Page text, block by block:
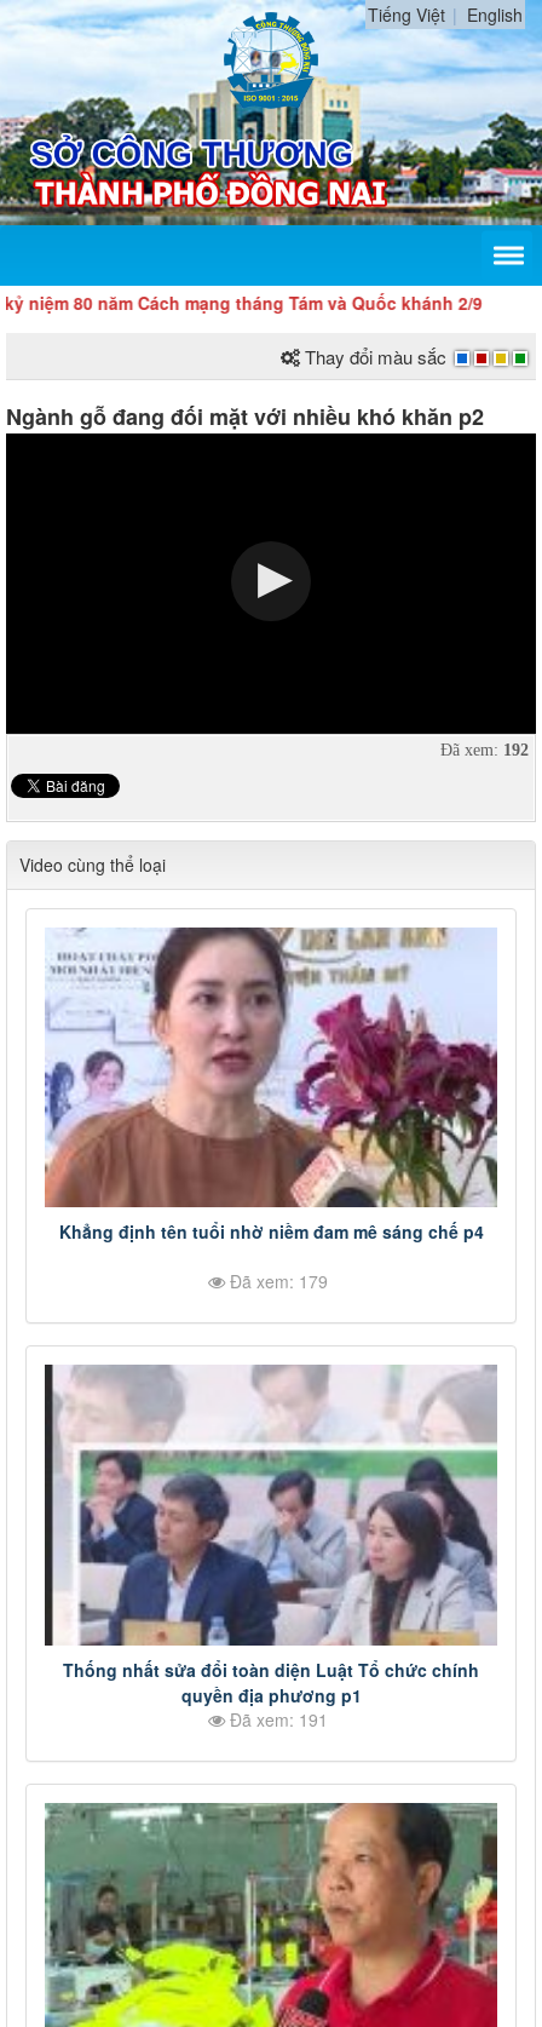
Tiếng Việt English
Cách mạng tháng Tám và Quốc khánh 2/9
Thay đổi màu sắc
Ngành gỗ đang đối mặt với nhiều khó khăn p2
Đã xem: 192
Video cùng thể loại
Khẳng định tên tuổi nhờ niềm đam mê sáng chế p4
Đã xem: 179
Thống nhất sửa đổi toàn diện Luật Tổ chức chính
quyền địa phương p1
Đã xem: 191